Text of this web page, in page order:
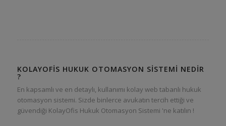
KOLAYOFIS HUKUK OTOMASYON SISTEMI NEDIR
?
En kapsamlı ve en detaylı, kullanımı kolay web tabanlı hukuk
otomasyon sistemi. Sizde binlerce avukatın tercih ettiği ve
güvendiği KolayOfis Hukuk Otomasyon Sistemi 'ne katılın !